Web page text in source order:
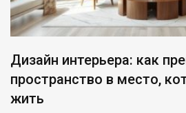
Дизайн интерьера: как
пространство в место,
жить